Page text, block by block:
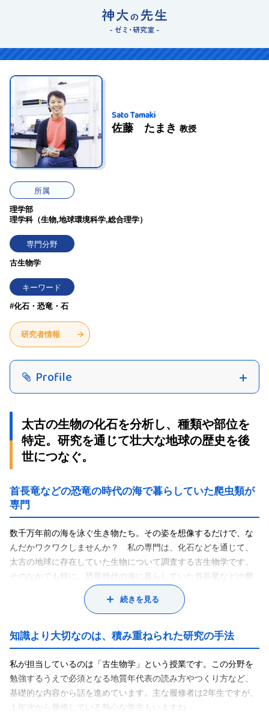
Sato Tamaki
佐藤 たまき 教授
所属
理学部
理学科（生物,地球環境科学,総合理学）
専門分野
古生物学
キーワード
#化石・恐竜・石
研究者情報
Profile
太古の生物の化石を分析し、種類や部位を
特定。研究を通じて壮大な地球の歴史を後
世につなぐ。
首長竜などの恐竜の時代の海で暮らしていた爬虫類が
専門
数千万年前の海を泳ぐ生き物たち。その姿を想像するだけで、な
んだかワクワクしませんか？ 私の専門は、化石などを通じて、
太古の地球に存在していた生物について調査する古生物学です。
そのなかでも特に、恐竜時代の海に暮らしていた首長竜などの爬
虫類について、化石の形から分類や部位を調べる研究をしていま
んどわかりません。そうした化石に対し、過去の論文を集めた
り、ときには現地に標本を見に行ったりしながら調査を重ね、
「首長竜の首の骨」「アメリカで見つかっている恐竜の脚の骨」
といったように、種類を特定していきます。
この研究において大切なのは、論文に化石の形などの情報を残す
「記載」という仕事です。詳細な情報をデータ化して残しておく
続きを見る
知識より大切なのは、積み重ねられた研究の手法
私が担当しているのは「古生物学」という授業です。この分野を
勉強するうえで必須となる地質年代表の読み方やつくり方など、
基礎的な内容から話を進めています。主な履修者は2年生ですが、
１年次から履修している熱心な学生もいますね。